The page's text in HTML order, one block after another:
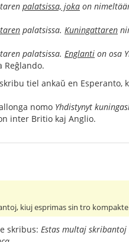
palatsissa, joka on
palatsissa. Kuningattaren
palatsissa. Englanti on osa
Reĝlando.
tiel ankaŭ en
nomo Yhdistynyt
inter Britio kaj Anglio.
kiuj esprimas sin tro
skribus: Estas multaj